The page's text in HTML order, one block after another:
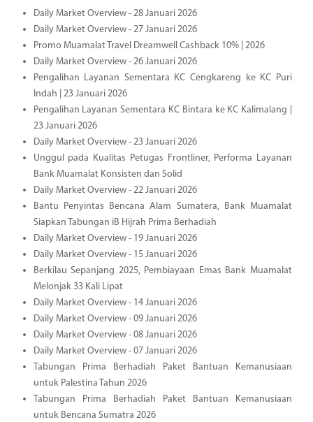
Daily Market Overview - 28 Januari 2026
Daily Market Overview - 27 Januari 2026
Promo Muamalat Travel Dreamwell Cashback 10% | 2026
Daily Market Overview - 26 Januari 2026
Pengalihan Layanan Sementara KC Cengkareng ke KC Puri
Indah | 23 Januari 2026
Pengalihan Layanan Sementara KC Bintara ke KC Kalimalang |
23 Januari 2026
Daily Market Overview - 23 Januari 2026
Unggul pada Kualitas Petugas Frontliner, Performa Layanan
Bank Muamalat Konsisten dan Solid
Daily Market Overview - 22 Januari 2026
Bantu Penyintas Bencana Alam Sumatera, Bank Muamalat
Siapkan Tabungan iB Hijrah Prima Berhadiah
Daily Market Overview - 19 Januari 2026
Daily Market Overview - 15 Januari 2026
Berkilau Sepanjang 2025, Pembiayaan Emas Bank Muamalat
Melonjak 33 Kali Lipat
Daily Market Overview - 14 Januari 2026
Daily Market Overview - 09 Januari 2026
Daily Market Overview - 08 Januari 2026
Daily Market Overview - 07 Januari 2026
Tabungan Prima Berhadiah Paket Bantuan Kemanusiaan
untuk Palestina Tahun 2026
Tabungan Prima Berhadiah Paket Bantuan Kemanusiaan
untuk Bencana Sumatra 2026